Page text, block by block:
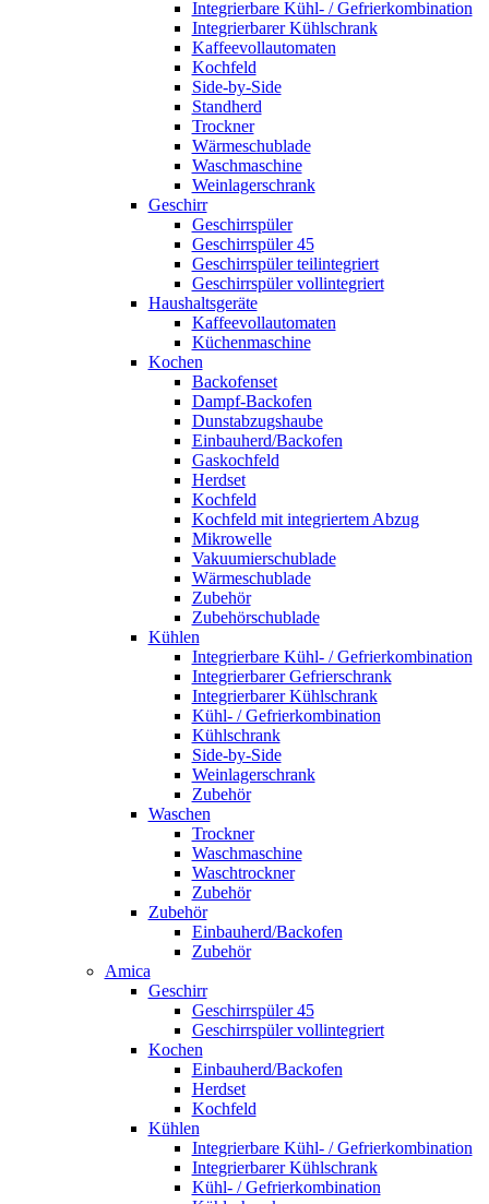
Integrierbare Kühl- / Gefrierkombination
Integrierbarer Kühlschrank
Kaffeevollautomaten
Kochfeld
Side-by-Side
Standherd
Trockner
Wärmeschublade
Waschmaschine
Weinlagerschrank
Geschirr
Geschirrspüler
Geschirrspüler 45
Geschirrspüler teilintegriert
Geschirrspüler vollintegriert
Haushaltsgeräte
Kaffeevollautomaten
Küchenmaschine
Kochen
Backofenset
Dampf-Backofen
Dunstabzugshaube
Einbauherd/Backofen
Gaskochfeld
Herdset
Kochfeld
Kochfeld mit integriertem Abzug
Mikrowelle
Vakuumierschublade
Wärmeschublade
Zubehör
Zubehörschublade
Kühlen
Integrierbare Kühl- / Gefrierkombination
Integrierbarer Gefrierschrank
Integrierbarer Kühlschrank
Kühl- / Gefrierkombination
Kühlschrank
Side-by-Side
Weinlagerschrank
Zubehör
Waschen
Trockner
Waschmaschine
Waschtrockner
Zubehör
Zubehör
Einbauherd/Backofen
Zubehör
Amica
Geschirr
Geschirrspüler 45
Geschirrspüler vollintegriert
Kochen
Einbauherd/Backofen
Herdset
Kochfeld
Kühlen
Integrierbare Kühl- / Gefrierkombination
Integrierbarer Kühlschrank
Kühl- / Gefrierkombination